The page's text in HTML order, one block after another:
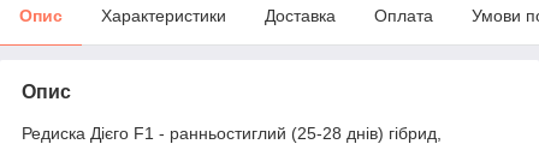
Опис Характеристики Доставка Оплата Умови
Опис
Редиска Дієго F1 - ранньостиглий (25-28 днів) гібрид,